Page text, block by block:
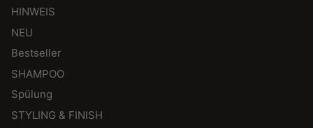
HINWEIS
NEU
Bestseller
SHAMPOO
Spülung
STYLING & FINISH